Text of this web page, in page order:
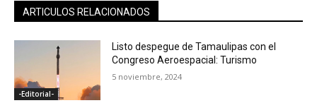
ARTICULOS RELACIONADOS
-Editorial-
Listo despegue de Tamaulipas con el
Congreso Aeroespacial: Turismo
5 noviembre, 2024